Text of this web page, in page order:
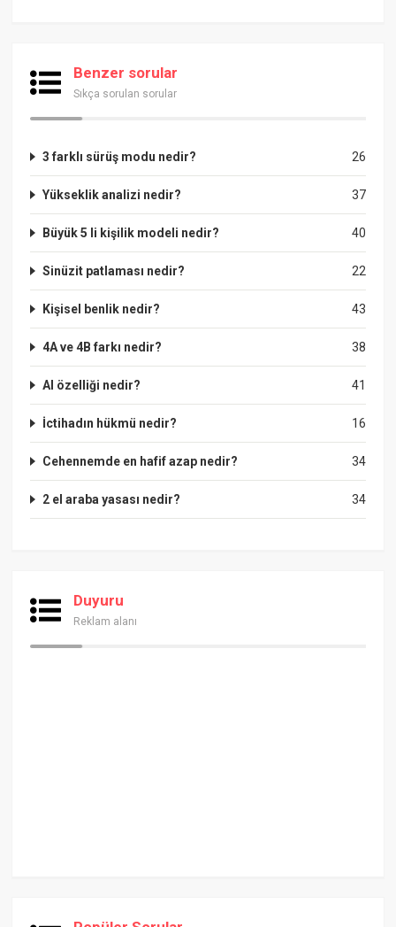
Benzer sorular
Sıkça sorulan sorular
26
3 farklı sürüş modu nedir?
37
Yükseklik analizi nedir?
40
Büyük 5 li kişilik modeli nedir?
22
Sinüzit patlaması nedir?
43
Kişisel benlik nedir?
38
4A ve 4B farkı nedir?
41
Al özelliği nedir?
16
İctihadın hükmü nedir?
34
Cehennemde en hafif azap nedir?
34
2 el araba yasası nedir?
Duyuru
Reklam alanı